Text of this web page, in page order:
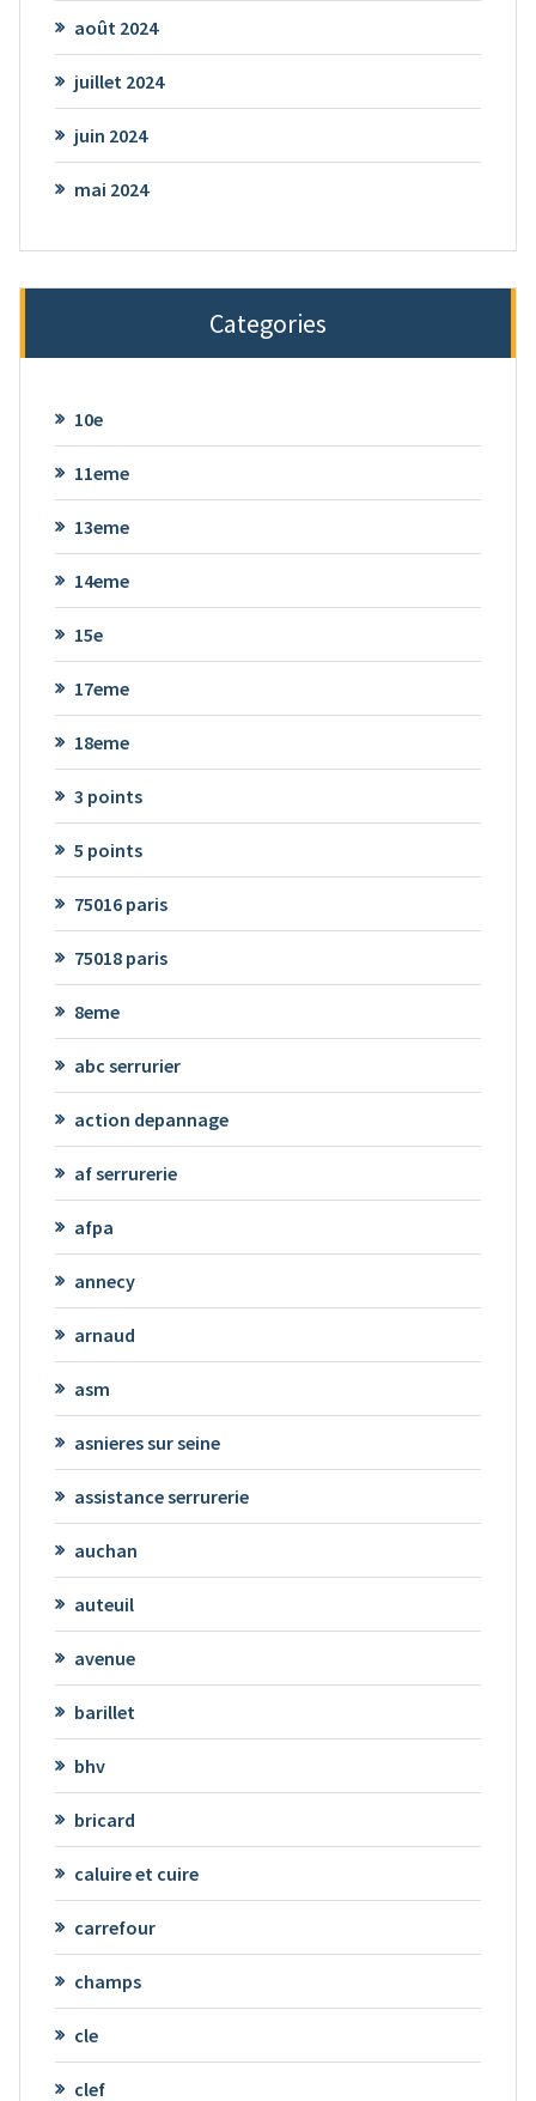
août 2024
juillet 2024
juin 2024
mai 2024
Categories
10e
11eme
13eme
14eme
15e
17eme
18eme
3 points
5 points
75016 paris
75018 paris
8eme
abc serrurier
action depannage
af serrurerie
afpa
annecy
arnaud
asm
asnieres sur seine
assistance serrurerie
auchan
auteuil
avenue
barillet
bhv
bricard
caluire et cuire
carrefour
champs
cle
clef